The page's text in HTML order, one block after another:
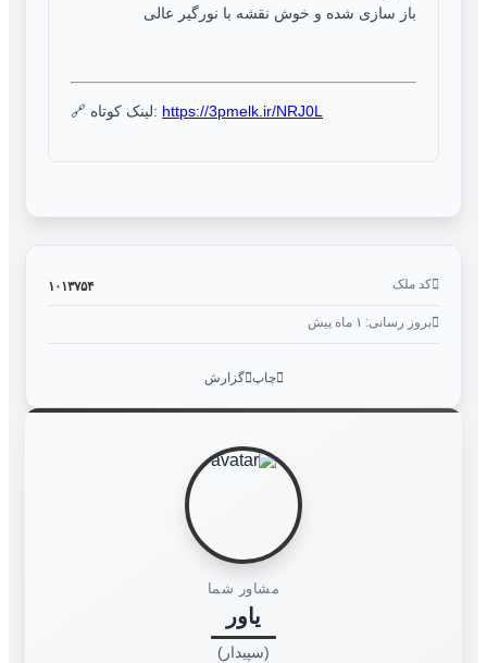
باز سازی شده و خوش نقشه با نورگیر عالی
🔗 لینک کوتاه: https://3pmelk.ir/NRJ0L
کد ملک ۱۰۱۳۷۵۴
بروز رسانی: ۱ ماه پیش
چاپ گزارش
مشاور شما
یاور
(سپیدار)